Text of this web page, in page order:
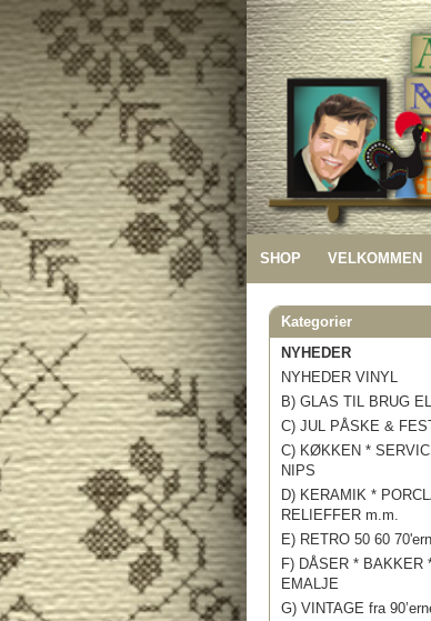
SHOP VELKOMMEN
Kategorier
NYHEDER
NYHEDER VINYL
B) GLAS TIL BRUG
C) JUL PÅSKE &
C) KØKKEN *
NIPS
D) KERAMIK *
RELIEFFER m.m.
E) RETRO 50 60
F) DÅSER * BAKKER
EMALJE
G) VINTAGE fra